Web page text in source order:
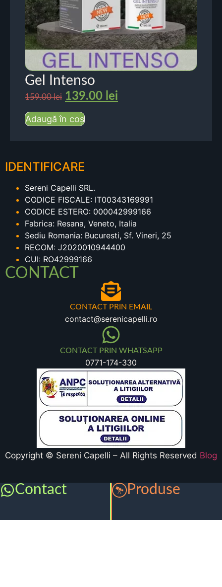
Gel Intenso
159.00lei 139.00 lei
Adaugă în coș
IDENTIFICARE
Sereni Capelli SRL.
CODICE FISCALE: IT00343169991
CODICE ESTERO: 000042999166
Fabrica: Resana, Veneto, Italia
Sediu Romania: Bucuresti, Sf. Vineri, 25
RECOM: J2020010944400
CUI: RO42999166
CONTACT
CONTACT PRIN EMAIL
contact@serenicapelli.ro
CONTACT PRIN WHATSAPP
0771-174-330
Copyright © Sereni Capelli – All Rights Reserved Blog
Contact Produse